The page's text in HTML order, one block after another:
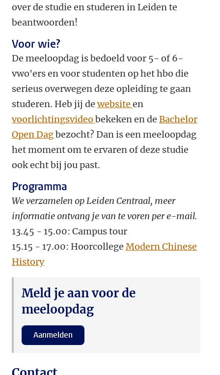
over de studie en studeren in Leiden te
beantwoorden!
Voor wie?
De meeloopdag is bedoeld voor 5- of 6-
vwo'ers en voor studenten op het hbo die
serieus overwegen deze opleiding te gaan
studeren. Heb jij dewebsite en
voorlichtingsvideo bekeken en de Bachelor
Open Dagbezocht? Dan is een meeloopdag
het moment om te ervaren of deze studie
ook echt bij jou past.
Programma
We verzamelen op Leiden Centraal, meer
informatie ontvang je van te voren per e-mail.
13.45 - 15.00: Campus tour
15.15 - 17.00: Hoorcollege Modern Chinese
History
Meld je aan voor de
meeloopdag
Aanmelden